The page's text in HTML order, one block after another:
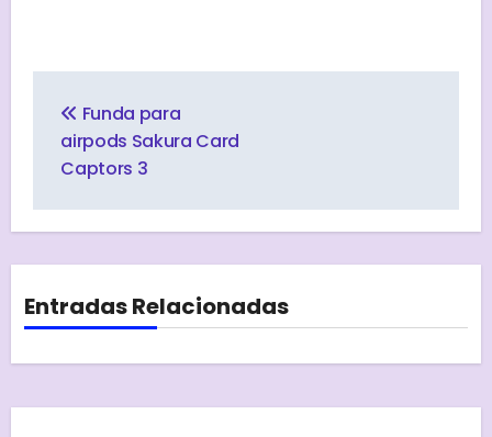
de
entradas
Funda para
airpods Sakura Card
Captors 3
Entradas Relacionadas